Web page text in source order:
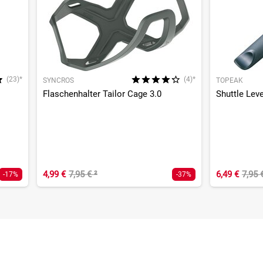
(23)*
-17%
SYNCROS (4)*
Flaschenhalter Tailor Cage 3.0
4,99 € 7,95 €² -37%
TOPEAK
Shuttle
6,49 € 7,95